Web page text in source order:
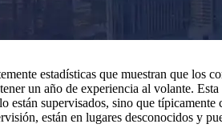
estadísticas que muestran que los
un año de experiencia al volante.
están supervisados, sino que
están en lugares desconocidos y